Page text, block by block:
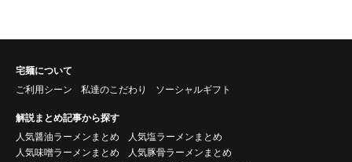
宅麺について
ご利用シーン
私達のこだわり ソーシャルギフト
解説まとめ記事から探す
人気醤油ラーメンまとめ
人気塩ラーメンまとめ
人気味噌ラーメンまとめ
人気豚骨ラーメンまとめ